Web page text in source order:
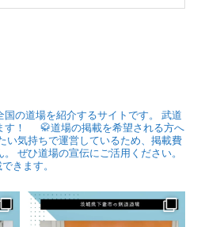
の道場を紹介するサイトです。
武道
！
🥋道場の掲載を希望される方へ
い気持ちで運営しているため、掲載費
ぜひ道場の宣伝にご活用ください。
きます。